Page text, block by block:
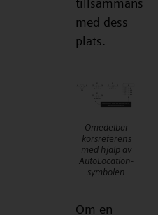
tillsammans
med dess
plats.
Omedelbar
korsreferens
med hjälp av
AutoLocation-
symbolen
Om en